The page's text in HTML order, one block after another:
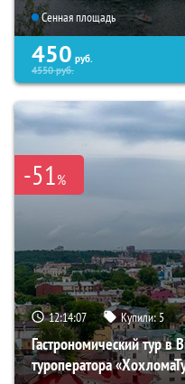
Сенная площадь
450 руб.
4550руб.
-51%
12:14:06 Купили:5
Гастрономический тур в
туроператора